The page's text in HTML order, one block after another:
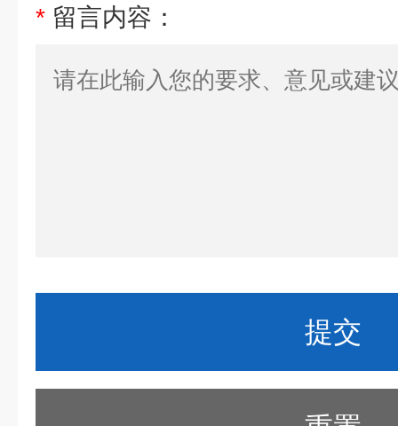
* 留言内容：